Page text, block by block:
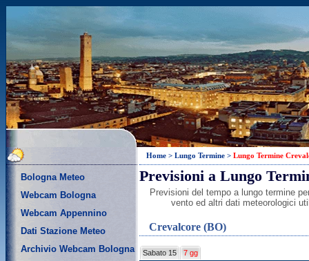
Bologna Meteo
Webcam Bologna
Webcam Appennino
Dati Stazione Meteo
Archivio Webcam Bologna
Home > Lungo Termine > Lungo Termine
Previsioni a Lungo
Previsioni del tempo a lungo termine
vento ed altri dati meteorologici
Crevalcore (BO)
Sabato 15
7 gg